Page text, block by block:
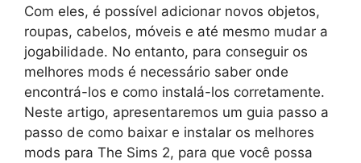
Com eles, é possível adicionar novos objetos,
roupas, cabelos, móveis e até mesmo mudar a
jogabilidade. No entanto, para conseguir os
melhores mods é necessário saber onde
encontrá-los e como instalá-los corretamente.
Neste artigo, apresentaremos um guia passo a
passo de como baixar e instalar os melhores
mods para The Sims 2, para que você possa